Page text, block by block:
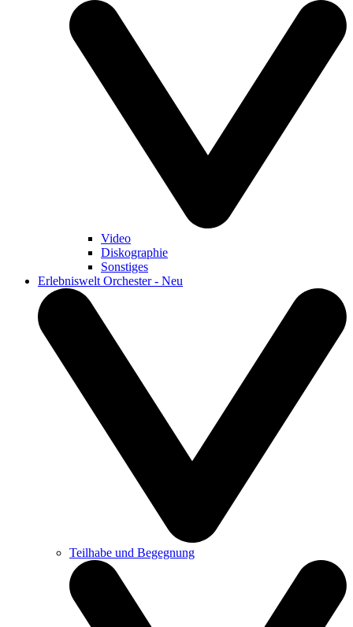
Video
Diskographie
Sonstiges
Erlebniswelt Orchester - Neu
Teilhabe und Begegnung